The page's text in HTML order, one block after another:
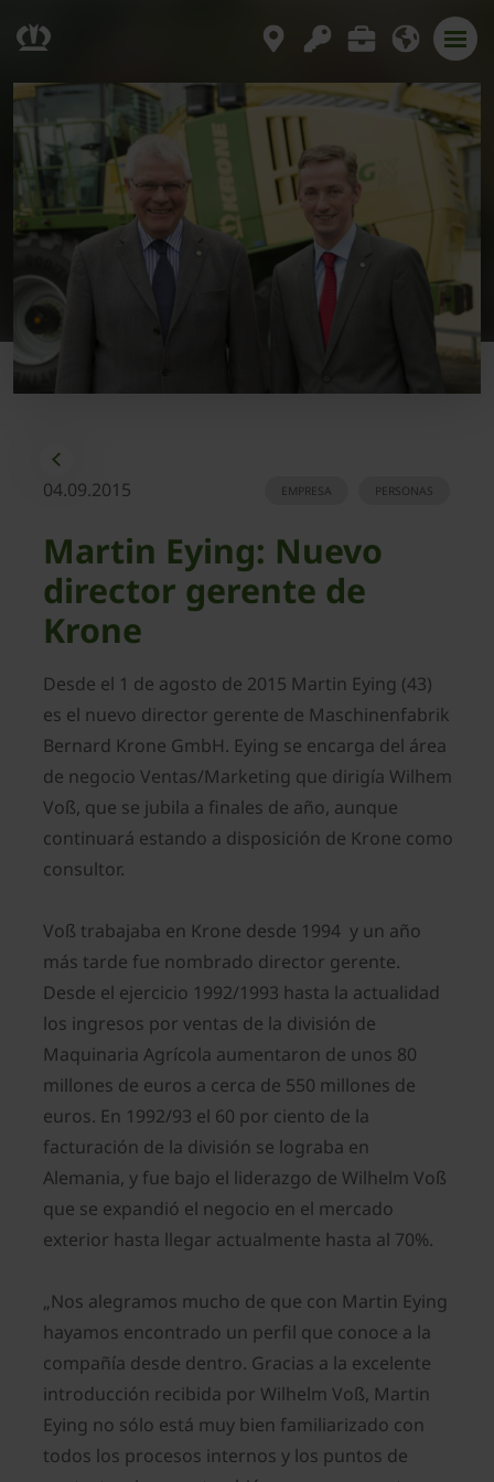
04.09.2015 PERSONAS
EMPRESA
Martin Eying: Nuevo
director gerente de
Krone
Desde el 1 de agosto de 2015 Martin Eying (43)
es el nuevo director gerente de Maschinenfabrik
Bernard Krone GmbH. Eying se encarga del área
de negocio Ventas/Marketing que dirigía Wilhem
Voß, que se jubila a finales de año, aunque
continuará estando a disposición de Krone como
consultor.
Voß trabajaba en Krone desde 1994 y un año
más tarde fue nombrado director gerente.
Desde el ejercicio 1992/1993 hasta la actualidad
los ingresos por ventas de la división de
Maquinaria Agrícola aumentaron de unos 80
millones de euros a cerca de 550 millones de
euros. En 1992/93 el 60 por ciento de la
facturación de la división se lograba en
Alemania, y fue bajo el liderazgo de Wilhelm Voß
que se expandió el negocio en el mercado
exterior hasta llegar actualmente hasta al 70%.
„Nos alegramos mucho de que con Martin Eying
hayamos encontrado un perfil que conoce a la
compañía desde dentro. Gracias a la excelente
introducción recibida por Wilhelm Voß, Martin
Eying no sólo está muy bien familiarizado con
todos los procesos internos y los puntos de